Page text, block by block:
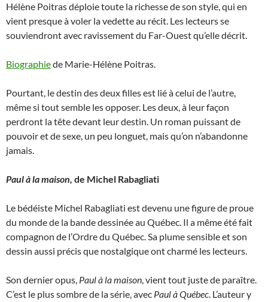
Hélène Poitras déploie toute la richesse de son style, qui en
vient presque à voler la vedette au récit. Les lecteurs se
souviendront avec ravissement du Far-Ouest qu’elle décrit.
Biographiede Marie-Hélène Poitras.
Pourtant, le destin des deux filles est lié à celui de l’autre,
même si tout semble les opposer. Les deux, à leur façon
perdront la tête devant leur destin. Un roman puissant de
pouvoir et de sexe, un peu longuet, mais qu’on n’abandonne
jamais.
Paul à la maison, de Michel Rabagliati
Le bédéiste Michel Rabagliati est devenu une figure de proue
du monde de la bande dessinée au Québec. Il a même été fait
compagnon de l’Ordre du Québec. Sa plume sensible et son
dessin aussi précis que nostalgique ont charmé les lecteurs.
Son dernier opus, Paul à la maison, vient tout juste de paraître.
C’est le plus sombre de la série, avec Paul à Québec. L’auteur y